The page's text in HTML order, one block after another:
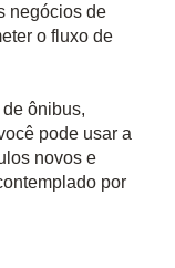
negócios de
o fluxo de
ônibus,
pode usar a
novos e
por